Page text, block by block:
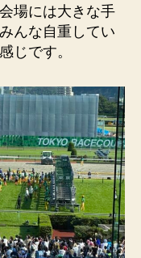
場には大きな手
んな自重してい
じです。